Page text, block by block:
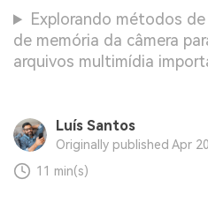
Explorando métodos
de memória da câmera
arquivos multimídia
Luís Santos
Originally published Apr
11 min(s)